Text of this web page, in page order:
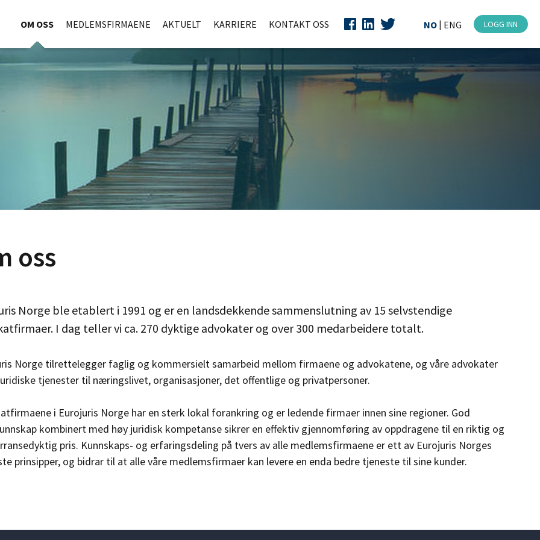
OM OSS MEDLEMSFIRMAENE AKTUELT KARRIERE KONTAKT OSS NO | ENG LOGG INN
oss
Norge ble etablert i 1991 og er en landsdekkende sammenslutning av 15 selvstendige
I dag teller vi ca. 270 dyktige advokater og over 300 medarbeidere totalt.
Norge tilrettelegger faglig og kommersielt samarbeid mellom firmaene og advokatene, og våre advokater
tjenester til næringslivet, organisasjoner, det offentlige og privatpersoner.
i Eurojuris Norge har en sterk lokal forankring og er ledende firmaer innen sine regioner. God
kombinert med høy juridisk kompetanse sikrer en effektiv gjennomføring av oppdragene til en riktig og
pris. Kunnskaps- og erfaringsdeling på tvers av alle medlemsfirmaene er ett av Eurojuris Norges
prinsipper, og bidrar til at alle våre medlemsfirmaer kan levere en enda bedre tjeneste til sine kunder.